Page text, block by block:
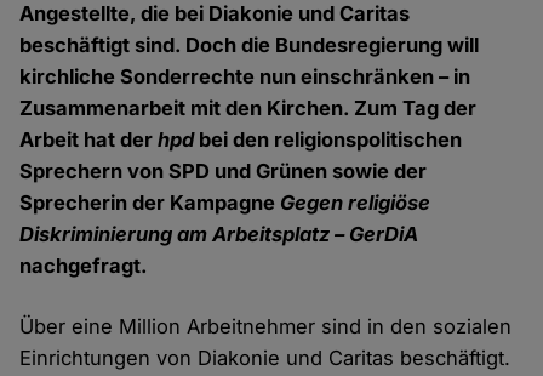
Angestellte, die bei Diakonie und Caritas
beschäftigt sind. Doch die Bundesregierung will
kirchliche Sonderrechte nun einschränken – in
Zusammenarbeit mit den Kirchen. Zum Tag der
Arbeit hat derhpdbei den religionspolitischen
Sprechern von SPD und Grünen sowie der
Sprecherin der Kampagne Gegen religiöse
Diskriminierung am Arbeitsplatz – GerDiA
nachgefragt.
Über eine Million Arbeitnehmer sind in den sozialen
Einrichtungen von Diakonie und Caritas beschäftigt.